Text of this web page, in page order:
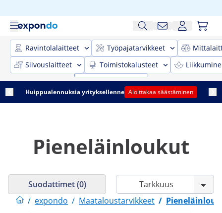
Ravintolalaitteet Työpajatarvikkeet
Siivouslaitteet
Toimistokalusteet
Huippualennuksia yrityksellenne Aloittakaa säästäminen
Pieneläinloukut
/ expondo / Maataloustarvikkeet /
Suodattimet (0)